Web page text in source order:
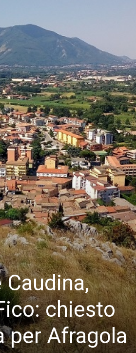
chiesto
per Afragola